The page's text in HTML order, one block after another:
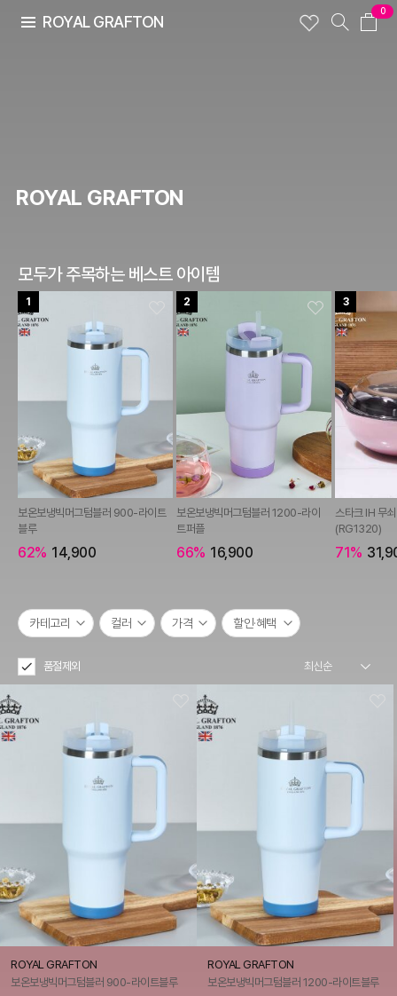
ROYAL GRAFTON
0
ROYAL GRAFTON
모두가 주목하는 베스트 아이템
1
보온보냉빅머그텀블러 900-라이트
블루
62% 14,900
2
보온보냉빅머그텀블러 1200-라이
트퍼플
66% 16,900
3
스타크 IH 무
(RG1320)
71%
카테고리 컬러 가격 할인·혜택
품절제외
ROYAL GRAFTON
보온보냉빅머그텀블러 900-라이트블루
ROYAL GRAFTON
보온보냉빅머그텀블러 1200-라이트블루